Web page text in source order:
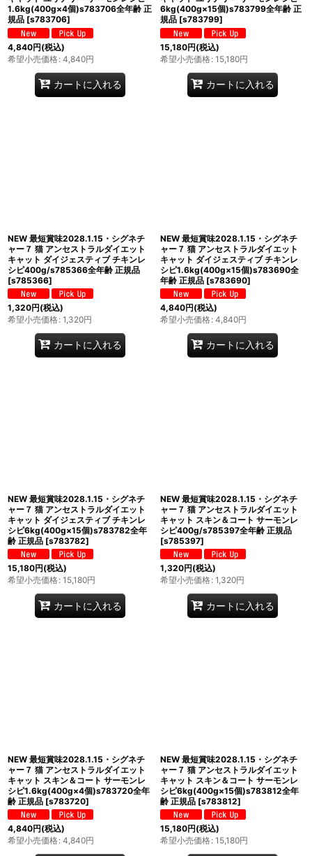
1.6kg(400g×4個)s783706全年齢 正
規品 [s783706]
4,840円(税込)
希望小売価格: 4,840円
カートに入れる
6kg(400g×15個)s783799全年齢 正
規品 [s783799]
15,180円(税込)
希望小売価格: 15,180円
カートに入れる
NEW 最短賞味2028.1.15・シグネチ
ャー７ 猫 アンセストラルダイエット
キャット ダイジェスティブ チキンレ
シピ400g/s785366全年齢 正規品
[s785366]
1,320円(税込)
希望小売価格: 1,320円
カートに入れる
NEW 最短賞味2028.1.15・シグネチ
ャー７ 猫 アンセストラルダイエット
キャット ダイジェスティブ チキンレ
シピ1.6kg(400g×15個)s783690全
年齢 正規品 [s783690]
4,840円(税込)
希望小売価格: 4,840円
カートに入れる
NEW 最短賞味2028.1.15・シグネチ
ャー７ 猫 アンセストラルダイエット
キャット ダイジェスティブ チキンレ
シピ6kg(400g×15個)s783782全年
齢 正規品 [s783782]
15,180円(税込)
希望小売価格: 15,180円
カートに入れる
NEW 最短賞味2028.1.15・シグネチ
ャー７ 猫 アンセストラルダイエット
キャット スキン＆コート サーモンレ
シピ400g/s785397全年齢 正規品
[s785397]
1,320円(税込)
希望小売価格: 1,320円
カートに入れる
NEW 最短賞味2028.1.15・シグネチ
ャー７ 猫 アンセストラルダイエット
キャット スキン＆コート サーモンレ
シピ1.6kg(400g×4個)s783720全年
齢 正規品 [s783720]
4,840円(税込)
希望小売価格: 4,840円
NEW 最短賞味2028.1.15・シグネチ
ャー７ 猫 アンセストラルダイエット
キャット スキン＆コート サーモンレ
シピ6kg(400g×15個)s783812全年
齢 正規品 [s783812]
15,180円(税込)
希望小売価格: 15,180円